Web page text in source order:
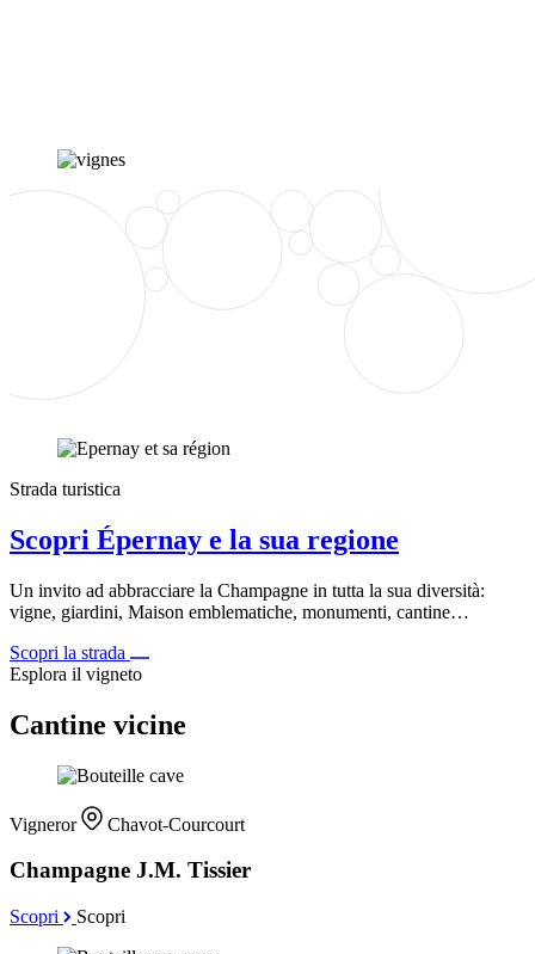
Strada turistica
Scopri Épernay e la sua regione
Un invito ad abbracciare la Champagne in tutta la sua diversità:
vigne, giardini, Maison emblematiche, monumenti, cantine…
Scopri la strada
Esplora il vigneto
Cantine vicine
Vigneror Chavot-Courcourt
Champagne J.M. Tissier
Scopri Scopri